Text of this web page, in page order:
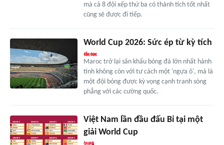
mà cả 8 đội xếp thứ ba có thành tích tốt nhất
cũng sẽ được đi tiếp.
World Cup 2026: Sức ép từ kỳ tích
Maroc trở lại sân khấu bóng đá lớn nhất hành
tinh không còn với tư cách một 'ngựa ô', mà là
một đội bóng được kỳ vọng cạnh tranh sòng
phẳng với các cường quốc.
Việt Nam lần đầu đấu Bỉ tại một
giải World Cup